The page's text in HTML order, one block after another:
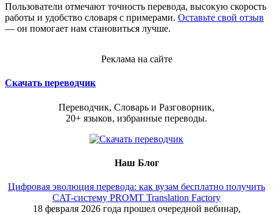
Пользователи отмечают точность перевода, высокую скорость
работы и удобство словаря с примерами. Оставьте свой отзыв
— он помогает нам становиться лучше.
Реклама на сайте
Скачать переводчик
Переводчик, Словарь и Разговорник,
20+ языков, избранные переводы.
Наш Блог
Цифровая эволюция перевода: как вузам бесплатно получить
CAT-систему PROMT Translation Factory
18 февраля 2026 года прошел очередной вебинар,